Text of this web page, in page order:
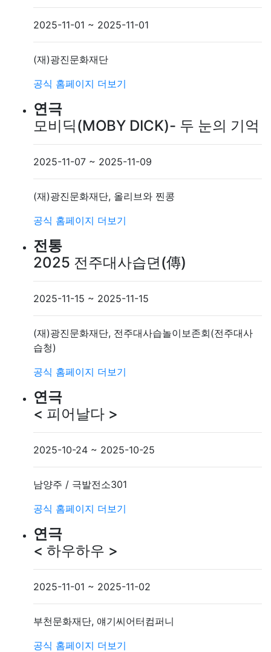
2025-11-01 ~ 2025-11-01
(재)광진문화재단
공식 홈페이지 더보기
연극
모비딕(MOBY DICK)- 두 눈의 기억
2025-11-07 ~ 2025-11-09
(재)광진문화재단, 올리브와 찐콩
공식 홈페이지 더보기
전통
2025 전주대사습뎐(傳)
2025-11-15 ~ 2025-11-15
(재)광진문화재단, 전주대사습놀이보존회(전주대사
습청)
공식 홈페이지 더보기
연극
< 피어날다 >
2025-10-24 ~ 2025-10-25
남양주 / 극발전소301
공식 홈페이지 더보기
연극
< 하우하우 >
2025-11-01 ~ 2025-11-02
부천문화재단, 얘기씨어터컴퍼니
공식 홈페이지 더보기